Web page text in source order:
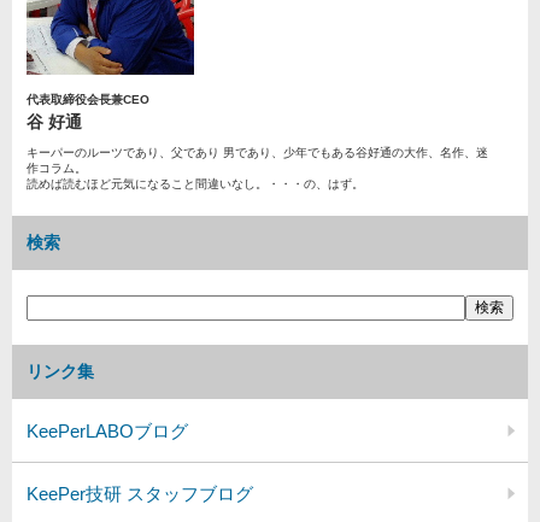
代表取締役会長兼CEO
谷 好通
キーパーのルーツであり、父であり 男であり、少年でもある谷好通の大作、名作、迷
作コラム。
読めば読むほど元気になること間違いなし。・・・の、はず。
検索
リンク集
KeePerLABOブログ
KeePer技研 スタッフブログ